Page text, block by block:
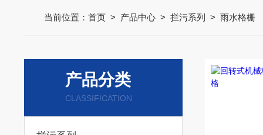
当前位置： 首页> 产品中心> 拦污系列 > 雨水格栅
产品分类
CLASSIFICATION